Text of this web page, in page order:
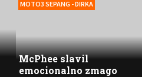
MOTO3 SEPANG - DIRKA
McPhee slavil
emocionalno zmago